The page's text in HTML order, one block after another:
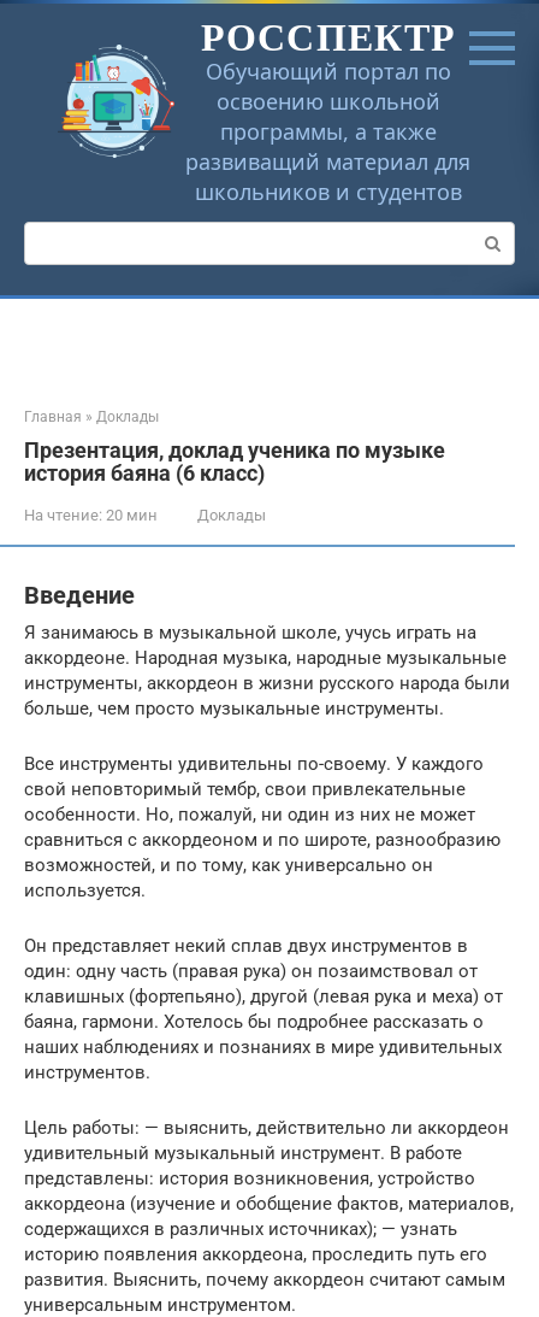
Перейти
РОССПЕКТР
Обучающий портал по
освоению школьной
программы, а также
развиващий материал для
школьников и студентов
Поиск:
Главная » Доклады
Презентация, доклад ученика по музыке
история баяна (6 класс)
На чтение: 20 мин Доклады
Введение
Я занимаюсь в музыкальной школе, учусь играть на
аккордеоне. Народная музыка, народные музыкальные
инструменты, аккордеон в жизни русского народа были
больше, чем просто музыкальные инструменты.
Все инструменты удивительны по-своему. У каждого
свой неповторимый тембр, свои привлекательные
особенности. Но, пожалуй, ни один из них не может
сравниться с аккордеоном и по широте, разнообразию
возможностей, и по тому, как универсально он
используется.
Он представляет некий сплав двух инструментов в
один: одну часть (правая рука) он позаимствовал от
клавишных (фортепьяно), другой (левая рука и меха) от
баяна, гармони. Хотелось бы подробнее рассказать о
наших наблюдениях и познаниях в мире удивительных
инструментов.
Цель работы: — выяснить, действительно ли аккордеон
удивительный музыкальный инструмент. В работе
представлены: история возникновения, устройство
аккордеона (изучение и обобщение фактов, материалов,
содержащихся в различных источниках); — узнать
историю появления аккордеона, проследить путь его
развития. Выяснить, почему аккордеон считают самым
универсальным инструментом.